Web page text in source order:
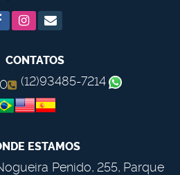
(12)93485-7214
ESTAMOS
Penido, 255, Parque